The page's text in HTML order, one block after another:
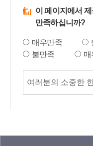
이 페이지에서
만족하십니까?
매우만족
불만족
매